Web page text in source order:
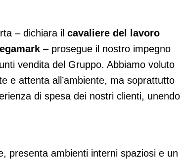
– dichiara il cavaliere del lavoro
– prosegue il nostro impegno
vendita del Gruppo. Abbiamo voluto
e attenta all’ambiente, ma soprattutto
di spesa dei nostri clienti, unendo
presenta ambienti interni spaziosi e un